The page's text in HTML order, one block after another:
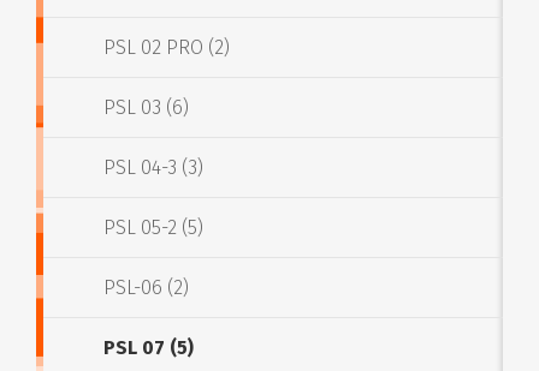
PSL 02 PRO (2)
PSL 03 (6)
PSL 04-3 (3)
PSL 05-2 (5)
PSL-06 (2)
PSL 07 (5)